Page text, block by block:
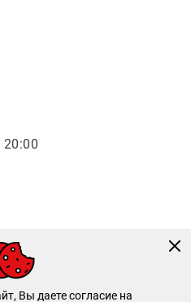
Вы даете согласие на